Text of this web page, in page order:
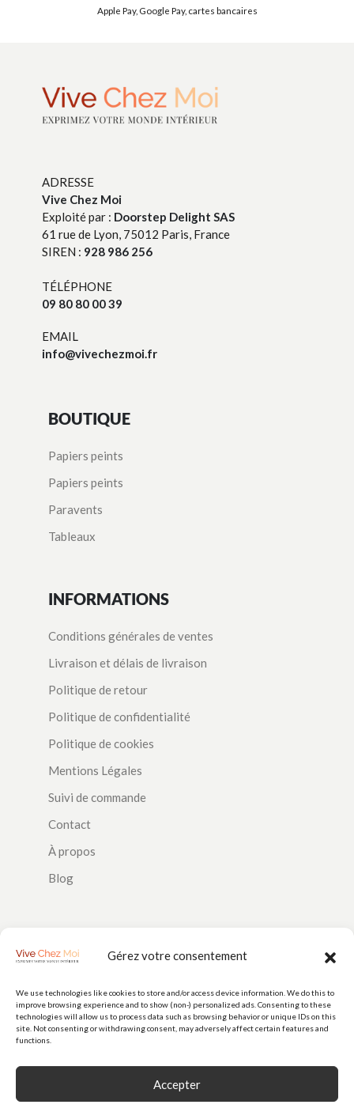
Gérez votre consentement
We use technologies like cookies to store and/or access device information. We do this to
improve browsing experience and to show (non-) personalized ads. Consenting to these
technologies will allow us to process data such as browsing behavior or unique IDs on this
site. Not consenting or withdrawing consent, may adversely affect certain features and
functions.
Accepter
Apple Pay, Google Pay, cartes bancaires
ADRESSE
Vive Chez Moi
Exploité par : Doorstep Delight SAS
61 rue de Lyon, 75012 Paris, France
SIREN : 928 986 256
TÉLÉPHONE
09 80 80 00 39
EMAIL
info@vivechezmoi.fr
BOUTIQUE
Papiers peints
Papiers peints
Paravents
Tableaux
INFORMATIONS
Conditions générales de ventes
Livraison et délais de livraison
Politique de retour
Politique de confidentialité
Politique de cookies
Mentions Légales
Suivi de commande
Contact
À propos
Blog
PAIEMENTS